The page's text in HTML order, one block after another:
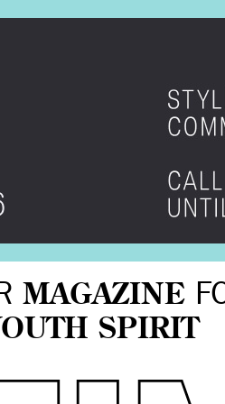
MAGAZINE
SPIRIT